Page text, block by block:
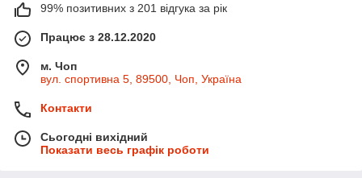
99% позитивних з 201 відгука за рік
Працює з 28.12.2020
м. Чоп
вул. спортивна 5, 89500, Чоп, Україна
Контакти
Сьогодні вихідний
Показати весь графік роботи